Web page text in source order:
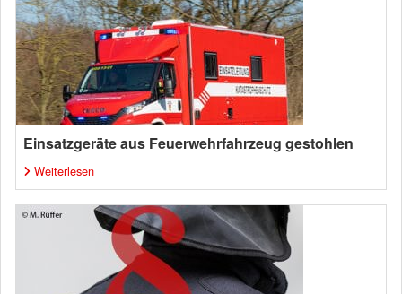
Einsatzgeräte aus Feuerwehrfahrzeug gestohlen
Weiterlesen